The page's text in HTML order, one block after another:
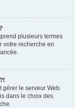
plusieurs termes
votre recherche en
gérer le serveur Web.
dans le choix des